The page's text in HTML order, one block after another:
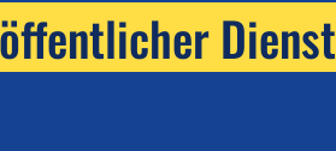
Dienst